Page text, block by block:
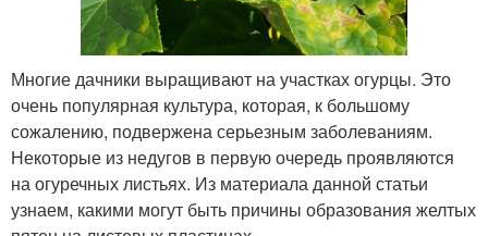
Многие дачники выращивают на участках огурцы. Это
очень популярная культура, которая, к большому
сожалению, подвержена серьезным заболеваниям.
Некоторые из недугов в первую очередь проявляются
на огуречных листьях. Из материала данной статьи
узнаем, какими могут быть причины образования желтых